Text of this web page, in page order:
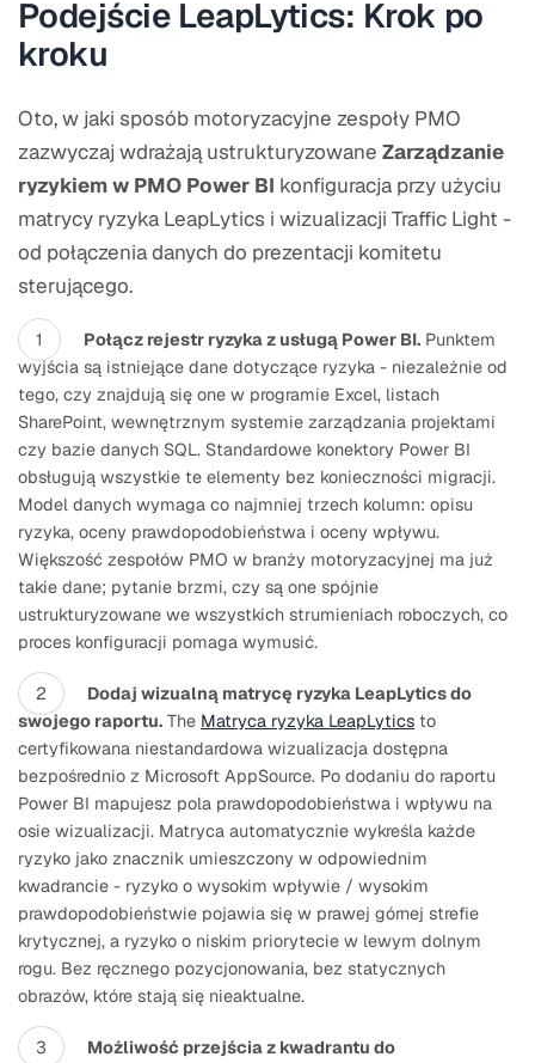
Podejście LeapLytics: Krok po
kroku
Oto, w jaki sposób motoryzacyjne zespoły PMO
zazwyczaj wdrażają ustrukturyzowane Zarządzanie
ryzykiem w PMO Power BI konfiguracja przy użyciu
matrycy ryzyka LeapLytics i wizualizacji Traffic Light -
od połączenia danych do prezentacji komitetu
sterującego.
Połącz rejestr ryzyka z usługą Power BI. Punktem
wyjścia są istniejące dane dotyczące ryzyka - niezależnie od
tego, czy znajdują się one w programie Excel, listach
SharePoint, wewnętrznym systemie zarządzania projektami
czy bazie danych SQL. Standardowe konektory Power BI
obsługują wszystkie te elementy bez konieczności migracji.
Model danych wymaga co najmniej trzech kolumn: opisu
ryzyka, oceny prawdopodobieństwa i oceny wpływu.
Większość zespołów PMO w branży motoryzacyjnej ma już
takie dane; pytanie brzmi, czy są one spójnie
ustrukturyzowane we wszystkich strumieniach roboczych, co
proces konfiguracji pomaga wymusić.
Dodaj wizualną matrycę ryzyka LeapLytics do
swojego raportu. The Matryca ryzyka LeapLytics to
certyfikowana niestandardowa wizualizacja dostępna
bezpośrednio z Microsoft AppSource. Po dodaniu do raportu
Power BI mapujesz pola prawdopodobieństwa i wpływu na
osie wizualizacji. Matryca automatycznie wykreśla każde
ryzyko jako znacznik umieszczony w odpowiednim
kwadrancie - ryzyko o wysokim wpływie / wysokim
prawdopodobieństwie pojawia się w prawej górnej strefie
krytycznej, a ryzyko o niskim priorytecie w lewym dolnym
rogu. Bez ręcznego pozycjonowania, bez statycznych
obrazów, które stają się nieaktualne.
Możliwość przejścia z kwadrantu do